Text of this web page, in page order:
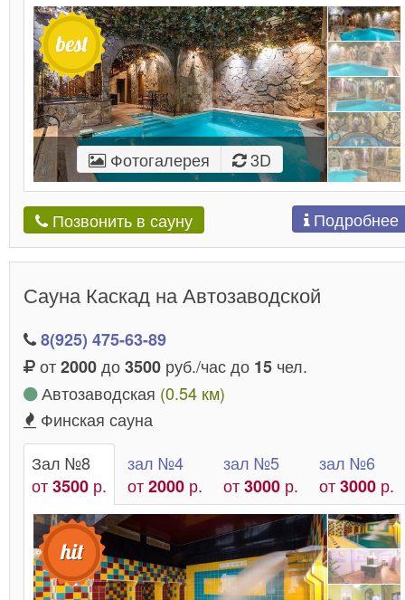
Фотогалерея 3D
Позвонить в сауну Подробнее
Сауна Каскад на Автозаводской
8(925) 475-63-89
от2000до3500 руб./час до 15 чел.
Автозаводская (0.54 км)
Финская сауна
Зал №8
от3500 р.
зал №4
от2000 р.
зал №5
от3000 р.
зал №6
от3000 р.